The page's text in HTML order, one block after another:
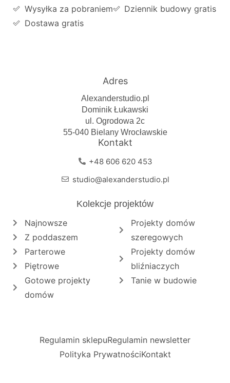
Wysyłka za pobraniem
Dziennik budowy gratis
Dostawa gratis
Adres
Alexanderstudio.pl
Dominik Łukawski
ul. Ogrodowa 2c
55-040 Bielany Wrocławskie
Kontakt
+48 606 620 453
studio@alexanderstudio.pl
Kolekcje projektów
Najnowsze
Z poddaszem
Parterowe
Piętrowe
Gotowe projekty
domów
Projekty domów
szeregowych
Projekty domów
bliźniaczych
Tanie w budowie
Regulamin sklepuRegulamin newsletter
Polityka PrywatnościKontakt